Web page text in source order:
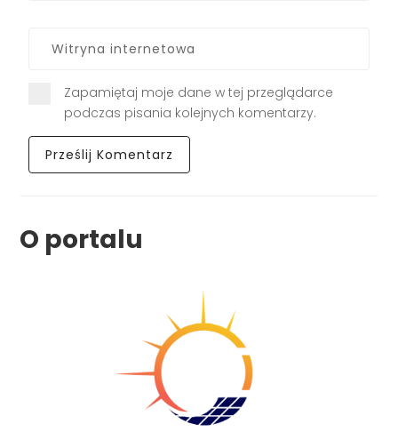
Zapamiętaj moje dane w tej przeglądarce
podczas pisania kolejnych komentarzy.
O portalu